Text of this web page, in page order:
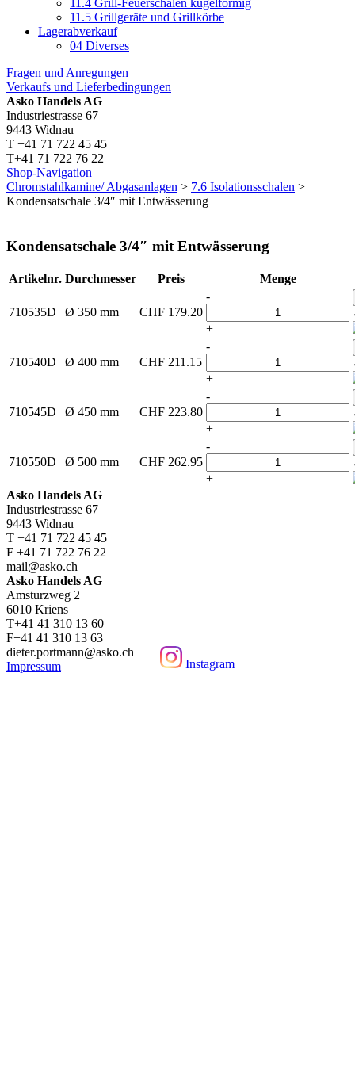
Instagram
11.4 Grill-Feuerschalen kugelförmig
11.5 Grillgeräte und Grillkörbe
Lagerabverkauf
04 Diverses
Fragen und Anregungen
Verkaufs und Lieferbedingungen
Asko Handels AG
Industriestrasse 67
9443 Widnau
T +41 71 722 45 45
T+41 71 722 76 22
Shop-Navigation
Chromstahlkamine/ Abgasanlagen > 7.6 Isolationsschalen >
Kondensatschale 3/4″ mit Entwässerung
Kondensatschale 3/4″ mit Entwässerung
Artikelnr. Durchmesser Preis Menge
710535D Ø 350 mm CHF 179.20
-
+
710540D Ø 400 mm CHF 211.15
-
+
710545D Ø 450 mm CHF 223.80
-
+
710550D Ø 500 mm CHF 262.95
-
+
Asko Handels AG
Industriestrasse 67
9443 Widnau
T +41 71 722 45 45
F +41 71 722 76 22
mail@asko.ch
Asko Handels AG
Amsturzweg 2
6010 Kriens
T+41 41 310 13 60
F+41 41 310 13 63
dieter.portmann@asko.ch
Impressum